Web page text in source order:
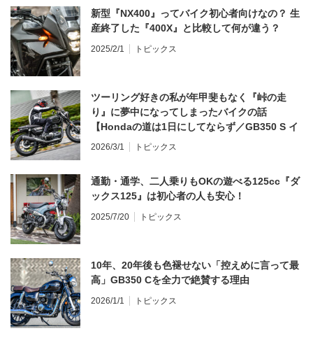
新型『NX400』ってバイク初心者向けなの？ 生
産終了した『400X』と比較して何が違う？
2025/2/1 トピックス
ツーリング好きの私が年甲斐もなく『峠の走
り』に夢中になってしまったバイクの話
【Hondaの道は1日にしてならず／GB350 S イ
ンプレ・レビュー 前編】
2026/3/1 トピックス
通勤・通学、二人乗りもOKの遊べる125cc『ダ
ックス125』は初心者の人も安心！
2025/7/20 トピックス
10年、20年後も色褪せない「控えめに言って最
高」GB350 Cを全力で絶賛する理由
2026/1/1 トピックス